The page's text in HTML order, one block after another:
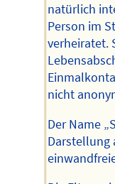
natürlich
Person im
verheiratet.
nicht
Der Name
Darstellung